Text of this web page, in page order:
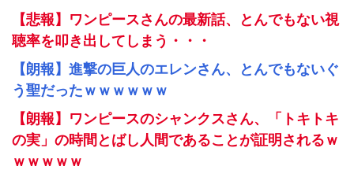
【悲報】ワンピースさんの最新話、とんでもない視
聴率を叩き出してしまう・・・
【朗報】進撃の巨人のエレンさん、とんでもないぐ
う聖だったｗｗｗｗｗｗ
【朗報】ワンピースのシャンクスさん、「トキトキ
の実」の時間とばし人間であることが証明されるｗ
ｗｗｗｗｗ